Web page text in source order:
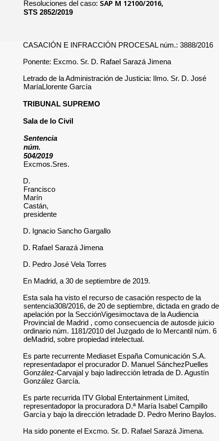
Resoluciones del caso: SAP M 12100/2016,
STS 2852/2019
CASACIÓN E INFRACCIÓN PROCESAL núm.: 3888/2016
Ponente: Excmo. Sr. D. Rafael Sarazá Jimena
Letrado de la Administración de Justicia: Ilmo. Sr. D. José
MaríaLlorente García
TRIBUNAL SUPREMO
Sala de lo Civil
Sentencia
núm.
504/2019
Excmos.Sres.
D.
Francisco
Marín
Castán,
presidente
D. Ignacio Sancho Gargallo
D. Rafael Sarazá Jimena
D. Pedro José Vela Torres
En Madrid, a 30 de septiembre de 2019.
Esta sala ha visto el recurso de casación respecto de la
sentencia308/2016, de 20 de septiembre, dictada en grado de
apelación por la SecciónVigesimoctava de la Audiencia
Provincial de Madrid , como consecuencia de autosde juicio
ordinario núm. 1181/2010 del Juzgado de lo Mercantil núm. 6
deMadrid, sobre propiedad intelectual.
Es parte recurrente Mediaset España Comunicación S.A.
representadapor el procurador D. Manuel SánchezPuelles
González-Carvajal y bajo ladirección letrada de D. Agustín
González García.
Es parte recurrida ITV Global Entertainment Limited,
representadopor la procuradora D.ª María Isabel Campillo
García y bajo la dirección letradade D. Pedro Merino Baylos.
Ha sido ponente el Excmo. Sr. D. Rafael Sarazá Jimena.